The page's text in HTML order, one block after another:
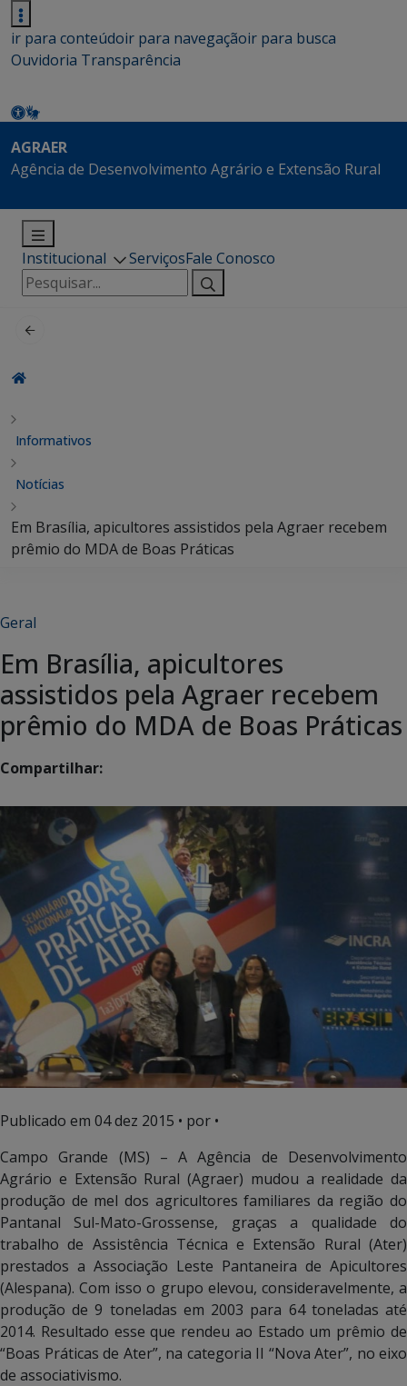
ir para conteúdoir para navegaçãoir para busca
Ouvidoria Transparência
AGRAER
Agência de Desenvolvimento Agrário e Extensão Rural
Institucional ServiçosFale Conosco
Pesquisar
por:
Informativos
Notícias
Em Brasília, apicultores assistidos pela Agraer recebem
Geral
Em Brasília, apicultores
assistidos pela Agraer recebem
Compartilhar:
Publicado em 04 dez 2015 • por •
Campo Grande (MS) – A Agência de Desenvolvimento
Agrário e Extensão Rural (Agraer) mudou a realidade da
produção de mel dos agricultores familiares da região do
Pantanal Sul-Mato-Grossense, graças a qualidade do
trabalho de Assistência Técnica e Extensão Rural (Ater)
prestados a Associação Leste Pantaneira de Apicultores
(Alespana). Com isso o grupo elevou, consideravelmente, a
produção de 9 toneladas em 2003 para 64 toneladas até
2014. Resultado esse que rendeu ao Estado um prêmio de
“Boas Práticas de Ater”, na categoria II “Nova Ater”, no eixo
de associativismo.